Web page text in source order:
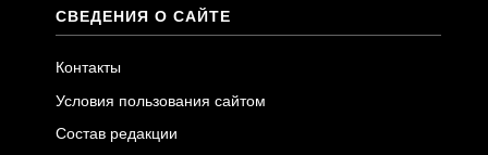
СВЕДЕНИЯ О САЙТЕ
Контакты
Условия пользования сайтом
Состав редакции